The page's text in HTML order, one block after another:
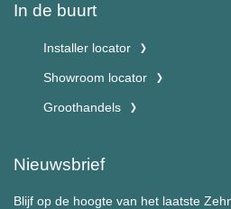
In de buurt
Installer locator
Showroom locator
Groothandels
Nieuwsbrief
Blijf op de hoogte van het laatste